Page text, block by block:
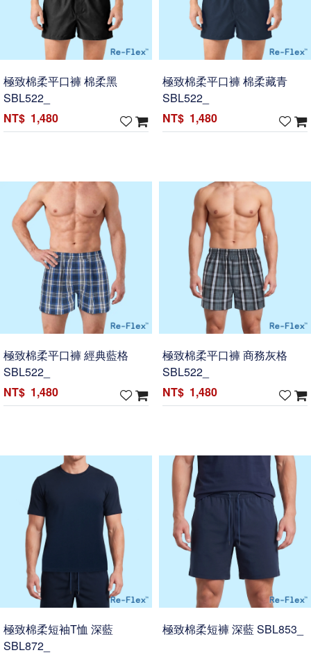
極致棉柔平口褲 棉柔黑
SBL522_
1,480
極致棉柔平口褲 棉柔藏青
SBL522_
1,480
極致棉柔平口褲 經典藍格
SBL522_
1,480
極致棉柔平口褲 商務灰格
SBL522_
1,480
極致棉柔短袖T恤 深藍
SBL872_
極致棉柔短褲 深藍 SBL853_